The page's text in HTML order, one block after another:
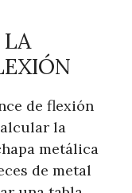
LA
de flexión
la
metálica
de metal